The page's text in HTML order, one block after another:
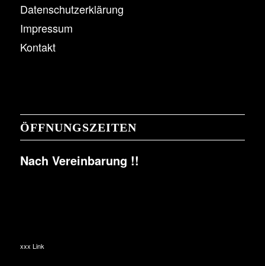
Datenschutzerklärung
Impressum
Kontakt
ÖFFNUNGSZEITEN
Nach Vereinbarung !!
xxx Link